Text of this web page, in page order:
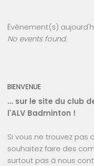
Événement(s)
No events found.
BIENVENUE
... sur le site du club
l'ALV Badminton !
Si vous ne trouvez pas
souhaitez faire des
surtout pas à nous